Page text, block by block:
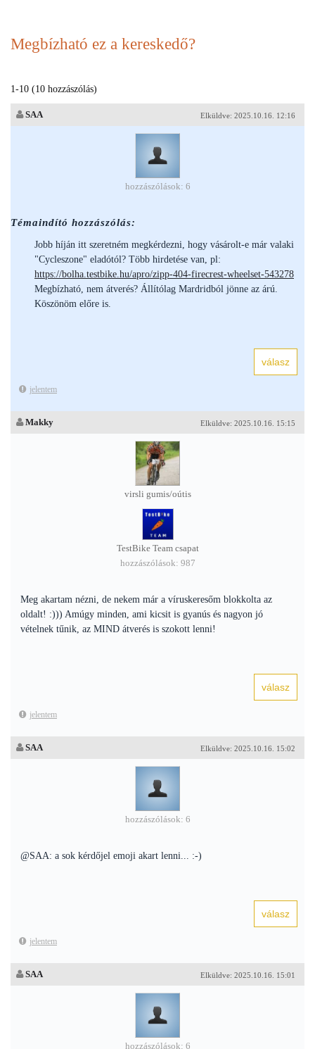
Megbízható ez a kereskedő?
1-10 (10 hozzászólás)
Elküldve: 2025.10.16. 12:16
SAA
hozzászólások: 6
Témaindító hozzászólás:
Jobb híján itt szeretném megkérdezni, hogy vásárolt-e már valaki
"Cycleszone" eladótól? Több hirdetése van, pl:
https://bolha.testbike.hu/apro/zipp-404-firecrest-wheelset-543278
Megbízható, nem átverés? Állítólag Mardridból jönne az árú.
Köszönöm előre is.
jelentem
Elküldve: 2025.10.16. 15:15
Makky
virsli gumis/oútis
TestBike Team csapat
hozzászólások: 987
Meg akartam nézni, de nekem már a víruskeresőm blokkolta az
oldalt! :))) Amúgy minden, ami kicsit is gyanús és nagyon jó
vételnek tűnik, az MIND átverés is szokott lenni!
jelentem
Elküldve: 2025.10.16. 15:02
SAA
hozzászólások: 6
@SAA: a sok kérdőjel emoji akart lenni... :-)
jelentem
Elküldve: 2025.10.16. 15:01
SAA
hozzászólások: 6